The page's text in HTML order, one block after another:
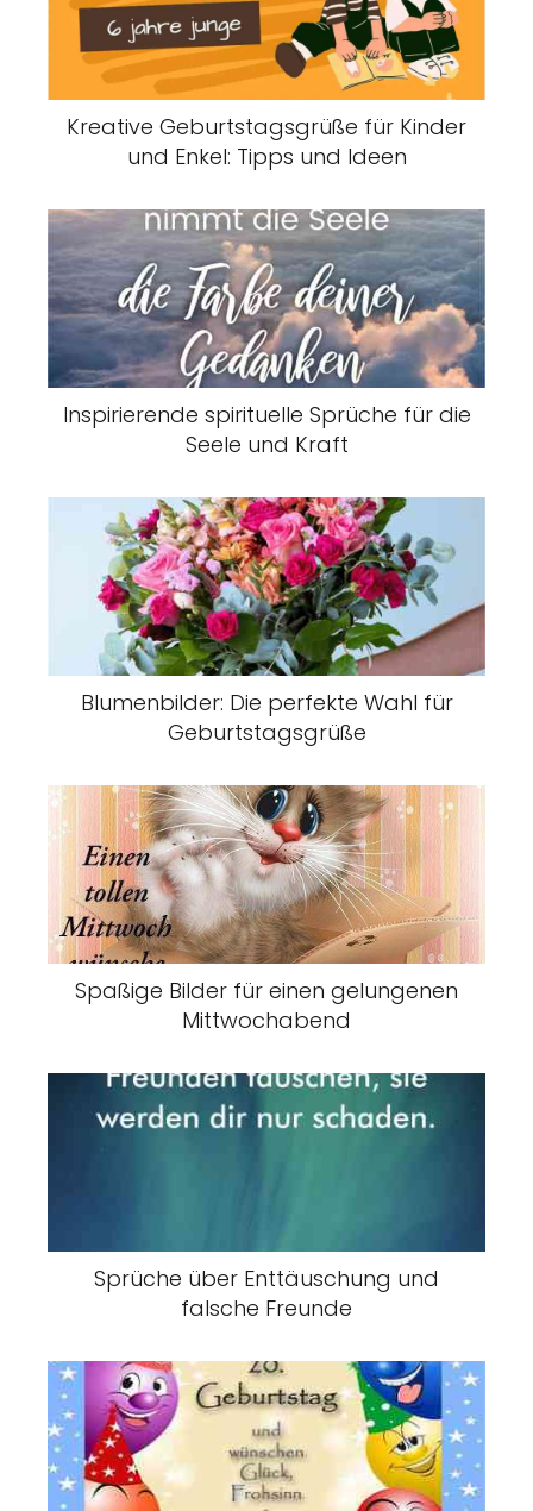
Kreative Geburtstagsgrüße für Kinder
und Enkel: Tipps und Ideen
Inspirierende spirituelle Sprüche für die
Seele und Kraft
Blumenbilder: Die perfekte Wahl für
Geburtstagsgrüße
Spaßige Bilder für einen gelungenen
Mittwochabend
Sprüche über Enttäuschung und
falsche Freunde